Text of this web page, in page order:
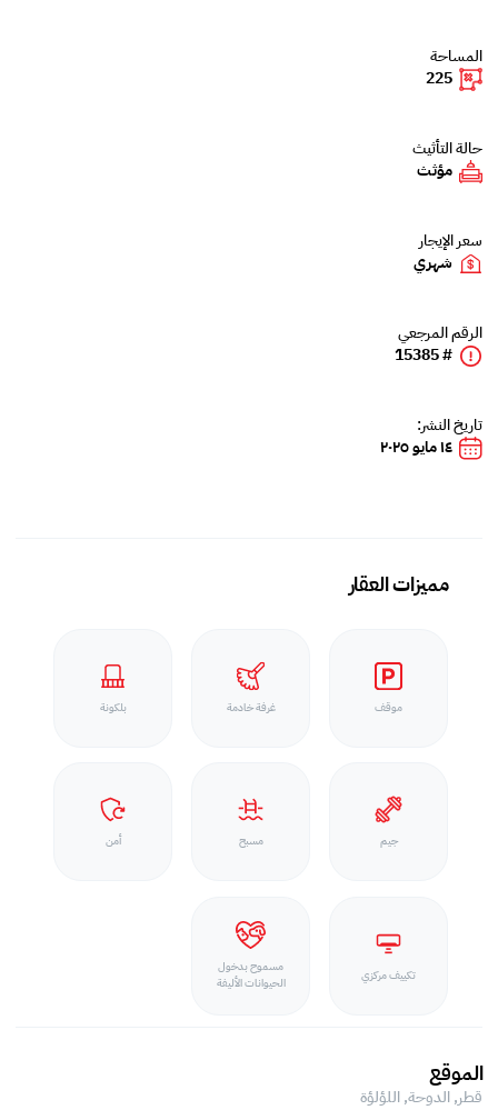
المساحة
225
حالة التأثيث
مؤثث
سعر الإيجار
شهري
الرقم المرجعي
# 15385
تاريخ النشر:
١٤ مايو ٢٠٢٥
مميزات العقار
موقف غرفة خادمة بلكونة
جيم مسبح أمن
تكييف مركزي
مسموح بدخول
الحيوانات الأليفة
الموقع
قطر, الدوحة,اللؤلؤة